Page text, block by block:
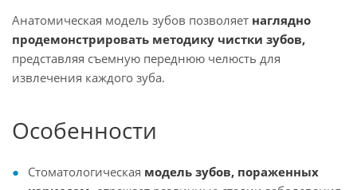
Анатомическая модель зубов позволяет наглядно
продемонстрировать методику чистки зубов,
представляя съемную переднюю челюсть для
извлечения каждого зуба.
Особенности
Стоматологическая модель зубов, пораженных